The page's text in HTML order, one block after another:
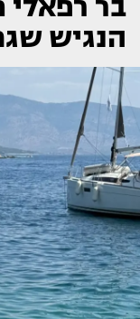
בר
הנגיש